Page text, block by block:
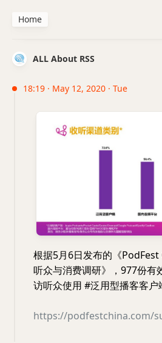
ALL About RSS
18:19 · May 12, 2020 · Tue
根据5月6日发布的《
听众与消费调研》，977份有
访听众使用 #泛用型播客客户
https://podfestchina.com/
Home